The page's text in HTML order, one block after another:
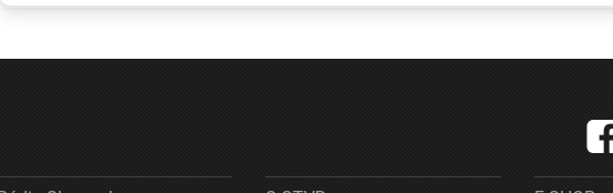
zavlažovať aj
bežne nie je
prezidenta, jeho
očakáva budúci
postupne o 200